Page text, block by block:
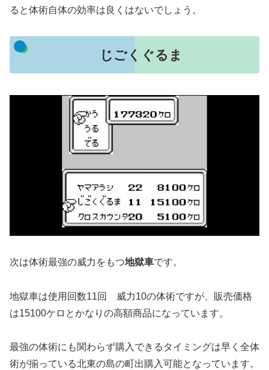
ると体術自体の効率は良くはないでしょう。
じごくぐるま
次は体術最強の威力をもつ地獄車です。
地獄車は使用回数11回 威力10の体術ですが、販売価格
は15100ケロとかなりの高額商品になっています。
最強の体術にも関わらず購入できるタイミングは早く全体
術が揃っている北東の島の町出購入可能となっています。